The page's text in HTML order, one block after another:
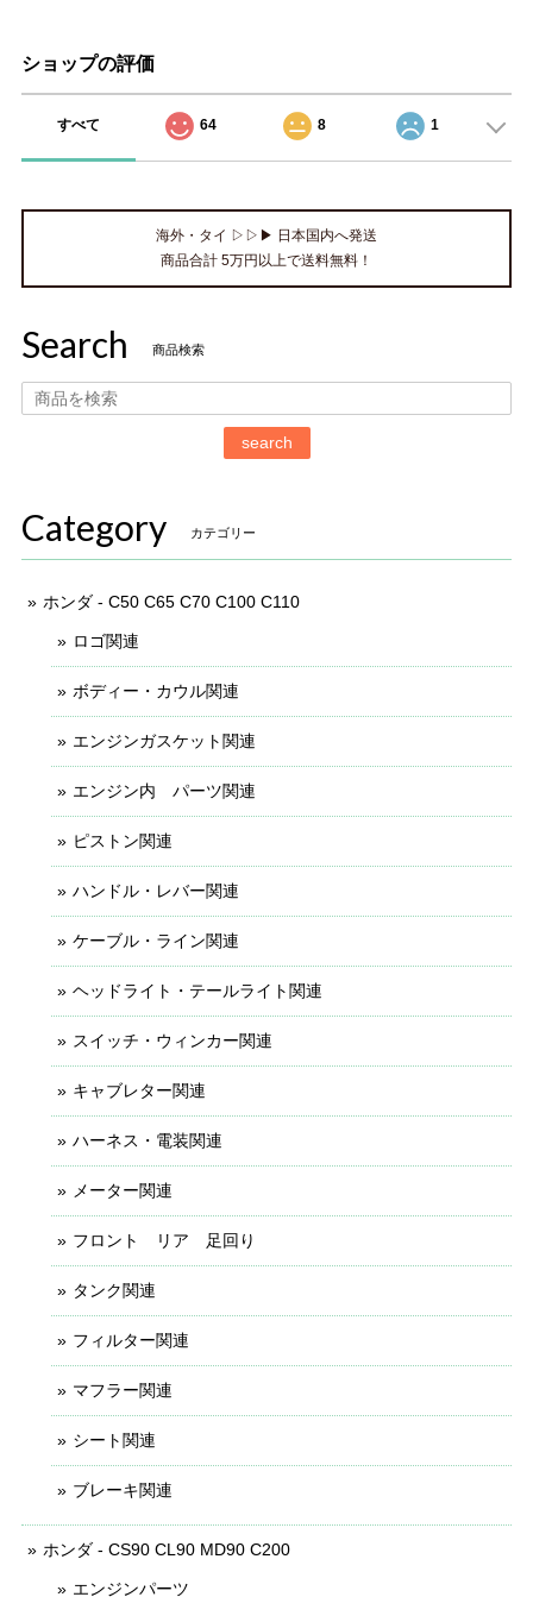
ショップの評価
すべて 64 8 1
海外・タイ ▷▷▶ 日本国内へ発送
商品合計 5万円以上で送料無料！
Search 商品検索
search
Category カテゴリー
ホンダ - C50 C65 C70 C100 C110
ロゴ関連
ボディー・カウル関連
エンジンガスケット関連
エンジン内 パーツ関連
ピストン関連
ハンドル・レバー関連
ケーブル・ライン関連
ヘッドライト・テールライト関連
スイッチ・ウィンカー関連
キャブレター関連
ハーネス・電装関連
メーター関連
フロント リア 足回り
タンク関連
フィルター関連
マフラー関連
シート関連
ブレーキ関連
ホンダ - CS90 CL90 MD90 C200
エンジンパーツ